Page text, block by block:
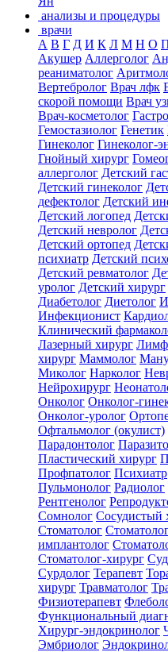
анализы и процедуры
врачи
А В Г Д И К Л М Н О
Акушер Аллерголог
реаниматолог
Вертебролог Врач лфк
скорой помощи Врач
Врач-косметолог
Гемостазиолог Генетик
Гинеколог Гинеколог-
Гнойный хирург
аллерголог Детский
Детский гинеколог
дефектолог Детский
Детский логопед
Детский невролог
Детский ортопед
психиатр Детский
Детский ревматолог
уролог Детский хирург
Диабетолог Диетолог
Инфекционист
Клинический
Лазерный хирург
хирург Маммолог
Миколог Нарколог
Нейрохирург
Онколог Онколог-
Онколог-уролог
Офтальмолог (окулист)
Парадонтолог
Пластический хирург
Профпатолог Психиатр
Пульмонолог Радиолог
Рентгенолог
Сомнолог Сосудистый
Стоматолог
имплантолог
Стоматолог-хирург
Сурдолог Терапевт
хирург Травматолог
Физиотерапевт
Функциональный
Хирург-эндокринолог
Эмбриолог